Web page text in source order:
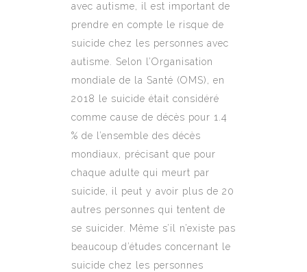
avec autisme, il est important de
prendre en compte le risque de
suicide chez les personnes avec
autisme. Selon l’Organisation
mondiale de la Santé (OMS), en
2018 le suicide était considéré
comme cause de décès pour 1.4
% de l’ensemble des décès
mondiaux, précisant que pour
chaque adulte qui meurt par
suicide, il peut y avoir plus de 20
autres personnes qui tentent de
se suicider. Même s’il n’existe pas
beaucoup d’études concernant le
suicide chez les personnes